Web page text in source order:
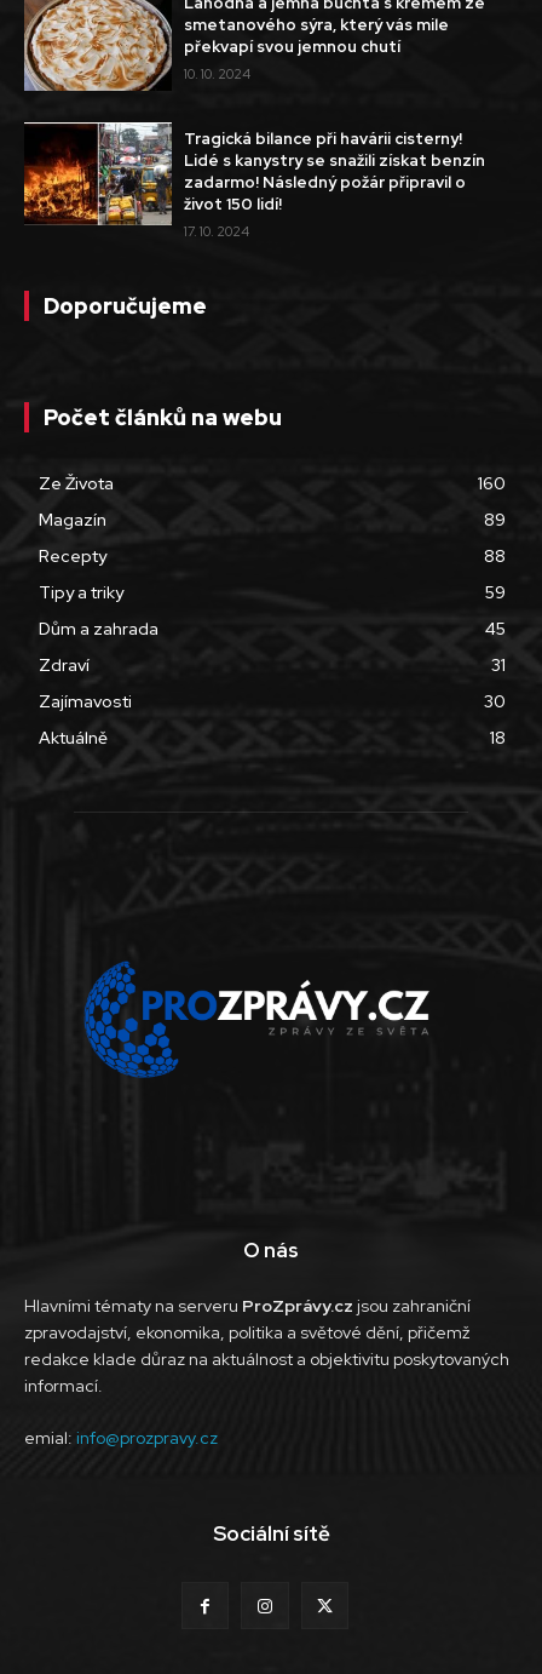
smetanového sýra, který vás mile
překvapí svou jemnou chutí
10. 10. 2024
Tragická bilance při havárii cisterny!
Lidé s kanystry se snažili získat benzín
zadarmo! Následný požár připravil o
život 150 lidí!
17. 10. 2024
Doporučujeme
Počet článků na webu
Ze Života
160
Magazín
89
Recepty
88
Tipy a triky
59
Dům a zahrada
45
Zdraví
31
Zajímavosti
30
Aktuálně
18
O nás
Hlavními tématy na serveru ProZprávy.cz jsou zahraniční
zpravodajství, ekonomika, politika a světové dění, přičemž
redakce klade důraz na aktuálnost a objektivitu poskytovaných
informací.
emial: info@prozpravy.cz
Sociální sítě